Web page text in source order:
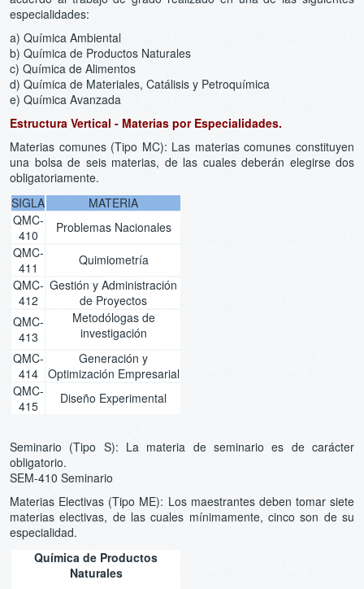
especialidades:
a) Química Ambiental
b) Química de Productos Naturales
c) Química de Alimentos
d) Química de Materiales, Catálisis y Petroquímica
e) Química Avanzada
Estructura Vertical - Materias por Especialidades.
Materias comunes (Tipo MC): Las materias comunes constituyen
una bolsa de seis materias, de las cuales deberán elegirse dos
obligatoriamente.
SIGLA
MATERIA
QMC-
410
Problemas Nacionales
QMC-
411
Quimiometría
QMC-
412
Gestión y Administración
de Proyectos
QMC-
413
Metodólogas de
investigación
QMC-
414
Generación y
Optimización Empresarial
QMC-
415
Diseño Experimental
Seminario (Tipo S): La materia de seminario es de carácter
obligatorio.
SEM-410 Seminario
Materias Electivas (Tipo ME): Los maestrantes deben tomar siete
materias electivas, de las cuales mínimamente, cinco son de su
especialidad.
Química de Productos
Naturales